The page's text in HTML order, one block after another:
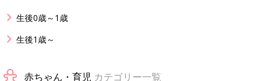
生後0歳～1歳
生後1歳～
赤ちゃん・育児 カテゴリー一覧